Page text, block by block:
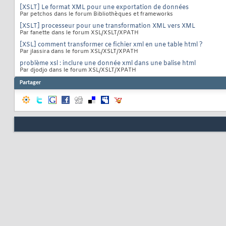
[XSLT] Le format XML pour une exportation de données
Par petchos dans le forum Bibliothèques et frameworks
[XSLT] processeur pour une transformation XML vers XML
Par fanette dans le forum XSL/XSLT/XPATH
[XSL] comment transformer ce fichier xml en une table html ?
Par jlassira dans le forum XSL/XSLT/XPATH
problème xsl : inclure une donnée xml dans une balise html
Par djodjo dans le forum XSL/XSLT/XPATH
Partager